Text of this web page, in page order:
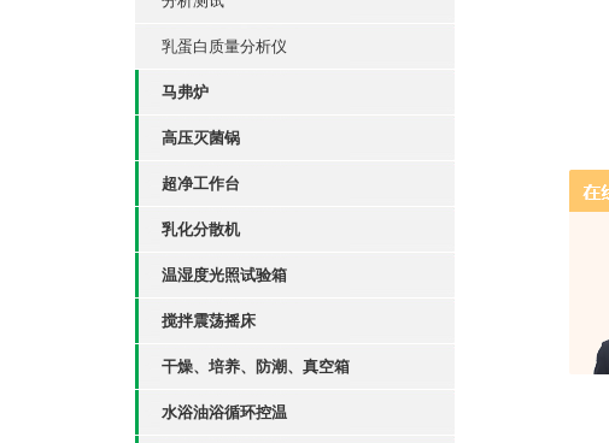
乳蛋白质量分析仪
马弗炉
高压灭菌锅
超净工作台
乳化分散机
温湿度光照试验箱
搅拌震荡摇床
干燥、培养、防潮、真空箱
水浴油浴循环控温